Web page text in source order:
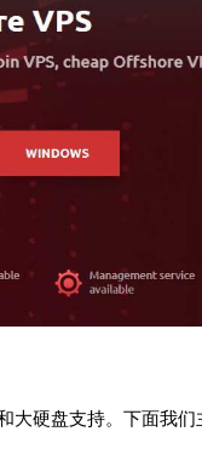
大硬盘支持。下面我